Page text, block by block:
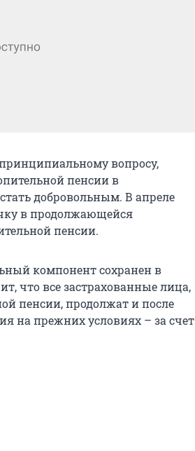
вопросу,
пенсии в
добровольным. В апреле
в продолжающейся
пенсии.
компонент сохранен в
что все застрахованные лица,
пенсии, продолжат и после
на прежних условиях – за счет